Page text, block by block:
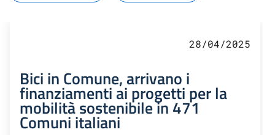
28/04/2025
Bici in Comune, arrivano i
finanziamenti ai progetti per la
mobilità sostenibile in 471
Comuni italiani